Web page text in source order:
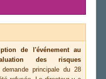
de l'événement au
des risques
principale du 28